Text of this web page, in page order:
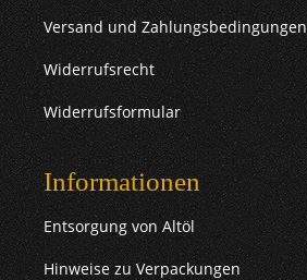
Versand und Zahlungsbedingungen
Widerrufsrecht
Widerrufsformular
Informationen
Entsorgung von Altöl
Hinweise zu Verpackungen